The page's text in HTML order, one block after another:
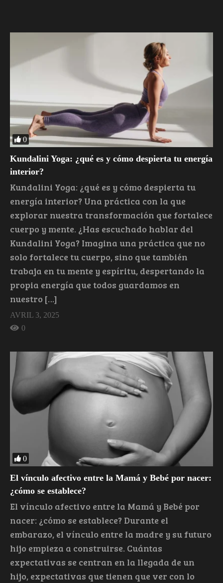
0
Kundalini Yoga: ¿qué es y cómo despierta tu energía
interior?
Kundalini Yoga: ¿qué es y cómo despierta tu
energía interior? Una práctica con la que
explorar nuestra transformación que fortalece
cuerpo y mente. ¿Has escuchado hablar del
Kundalini Yoga? Imagina una práctica que no
solo fortalece tu cuerpo, sino que también
trabaja en tu mente y espíritu, despertando la
propia energía que todos guardamos en
nuestro […]
AVRIL 3, 2025
0
0
El vínculo afectivo entre la Mamá y Bebé por nacer:
¿cómo se establece?
El vínculo afectivo entre la Mamá y Bebé por
nacer: ¿cómo se establece? Durante el
embarazo, el vínculo entre la madre y su futuro
hijo empieza a construirse. Cuántas
expectativas se centran en la llegada de un
hijo, expectativas que tienen que ver con lo